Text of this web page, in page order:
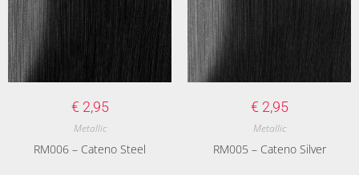
€ 2,95
Metallic
RM006 – Cateno Steel
€ 2,95
Metallic
RM005 – Cateno Silver